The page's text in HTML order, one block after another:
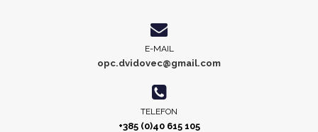
E-MAIL
opc.dvidovec@gmail.com
TELEFON
+385 (0)40 615 105